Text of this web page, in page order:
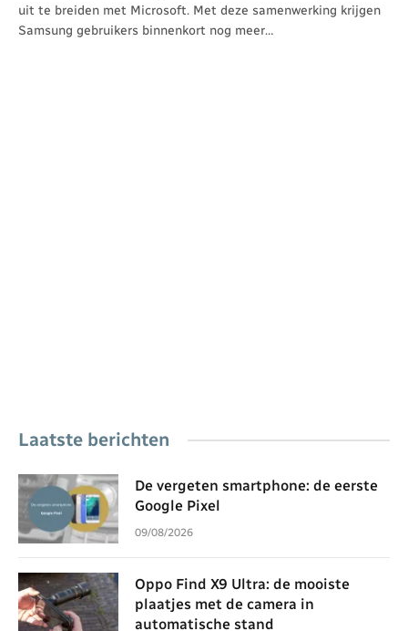
uit te breiden met Microsoft. Met deze samenwerking krijgen
Samsung gebruikers binnenkort nog meer…
Laatste berichten
De vergeten smartphone: de eerste
Google Pixel
09/08/2026
Oppo Find X9 Ultra: de mooiste
plaatjes met de camera in
automatische stand